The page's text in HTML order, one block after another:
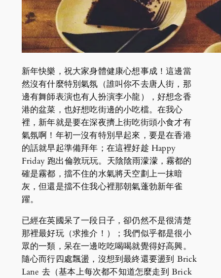
新年快樂，祝大家身體健康心想事成！這邊當
然沒有什麼特別氣氛（誰叫你不去唐人街，那
邊有舞師表演也有人扮演李小龍），好想念香
港的盆菜，也好想吃街邊的小吃檔。在我心
裡，新年就是要在深夜擠上街吃街頭小食才有
氣氛啊！年初一沒有特別早起來，要是在香港
的話就早起準備拜年；在這裡好趁 Happy
Friday 跑出倫敦玩玩。天陰陰雨濛濛，霧都的
確是霧都，擋不住的水氣將天空劃上一抹暗
灰，但還是擋不住我心裡那朝氣蓬勃新年雀
躍。
已經在英國呆了一段日子，卻仍然不是很清楚
那裡最好玩（求推介！）；我們似乎都是很小
眾的一類，呆在一邊吃吃喝喝就覺得好高興。
隨心而行四處飄盪，沒想到最終還要盪到 Brick
Lane 去（基本上每次都不知道怎麼走到 Brick